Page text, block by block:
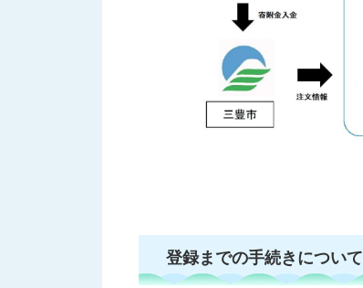
登録までの手続きについて